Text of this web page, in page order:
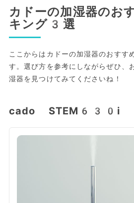
カドーの加湿器のお
キング3選
ここからはカドーの加湿器のおすす
す。選び方を参考にしながらぜひ、
湿器を見つけてみてくださいね！
cado STEM630i